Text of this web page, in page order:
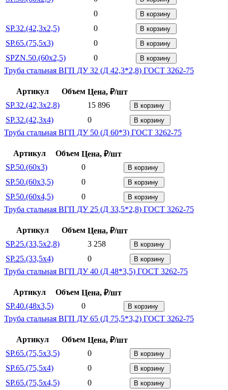
0 В корзину
SP.32.(42,3x2,5) 0 В корзину
SP.65.(75,5x3) 0 В корзину
SPZN.50.(60x2,5) 0 В корзину
Труба стальная ВГП ДУ 32 (Д 42,3*2,8) ГОСТ 3262-75
Артикул Объем Цена, ₽/шт
SP.32.(42,3x2,8)
15 896 В корзину
SP.32.(42,3x4) 0 В корзину
Труба стальная ВГП ДУ 50 (Д 60*3) ГОСТ 3262-75
Артикул Объем Цена, ₽/шт
SP.50.(60x3)
0 В корзину
SP.50.(60x3,5) 0 В корзину
SP.50.(60x4,5) 0 В корзину
Труба стальная ВГП ДУ 25 (Д 33,5*2,8) ГОСТ 3262-75
Артикул Объем Цена, ₽/шт
SP.25.(33,5x2,8)
3 258 В корзину
SP.25.(33,5x4) 0 В корзину
Труба стальная ВГП ДУ 40 (Д 48*3,5) ГОСТ 3262-75
Артикул Объем Цена, ₽/шт
SP.40.(48x3,5)
0 В корзину
Труба стальная ВГП ДУ 65 (Д 75,5*3,2) ГОСТ 3262-75
Артикул Объем Цена, ₽/шт
SP.65.(75,5x3,5)
0 В корзину
SP.65.(75,5x4) 0 В корзину
SP.65.(75,5x4,5) 0 В корзину